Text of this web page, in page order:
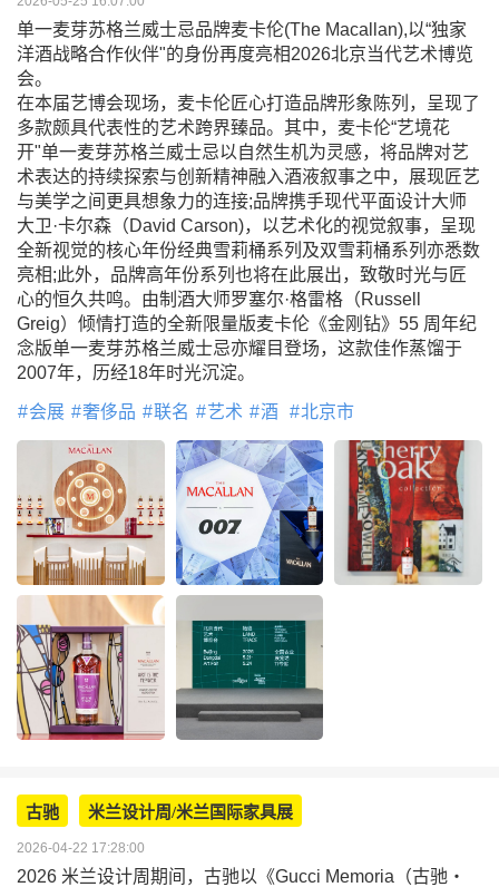
单一麦芽苏格兰威士忌品牌麦卡伦(The Macallan),以“独家
洋酒战略合作伙伴"的身份再度亮相2026北京当代艺术博览
会。
在本届艺博会现场，麦卡伦匠心打造品牌形象陈列，呈现了
多款颇具代表性的艺术跨界臻品。其中，麦卡伦“艺境花
开"单一麦芽苏格兰威士忌以自然生机为灵感，将品牌对艺
术表达的持续探索与创新精神融入酒液叙事之中，展现匠艺
与美学之间更具想象力的连接;品牌携手现代平面设计大师
大卫·卡尔森（David Carson)，以艺术化的视觉叙事，呈现
全新视觉的核心年份经典雪莉桶系列及双雪莉桶系列亦悉数
亮相;此外，品牌高年份系列也将在此展出，致敬时光与匠
心的恒久共鸣。由制酒大师罗塞尔·格雷格（Russell
Greig）倾情打造的全新限量版麦卡伦《金刚钻》55 周年纪
念版单一麦芽苏格兰威士忌亦耀目登场，这款佳作蒸馏于
2007年，历经18年时光沉淀。
会展 奢侈品 联名 艺术 酒 北京市
古驰 米兰设计周/米兰国际家具展
2026-04-22 17:28:00
2026 米兰设计周期间，古驰以《Gucci Memoria（古驰・